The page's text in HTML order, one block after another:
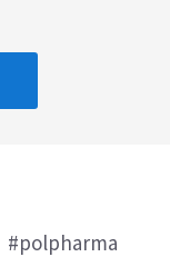
#polpharma